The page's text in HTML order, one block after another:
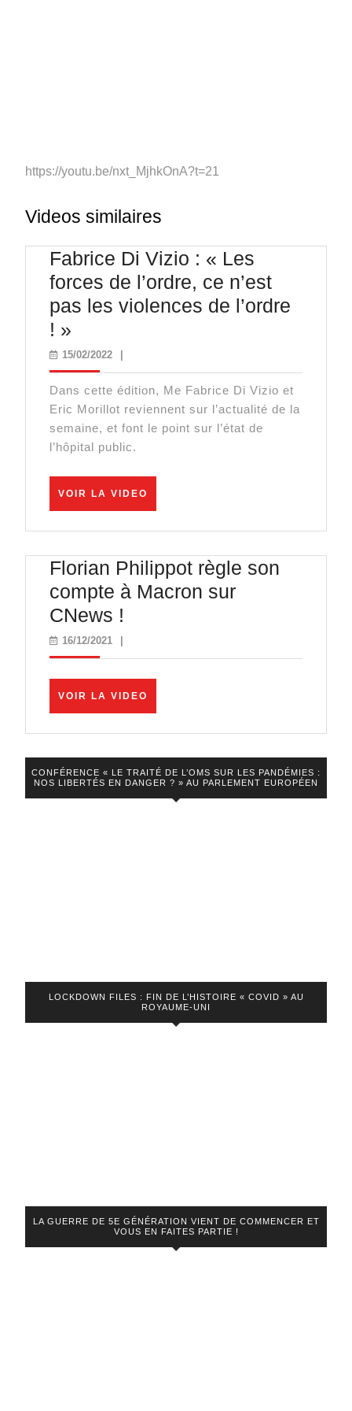
https://youtu.be/nxt_MjhkOnA?t=21
Videos similaires
Fabrice Di Vizio : « Les
forces de l’ordre, ce n’est
pas les violences de l’ordre
! »
Di
Vizio
:
« Les
forces
l’ordre,
ce
pas
les
violences
de
l’ordre
! »
15/02/202215/02/2022
Dans cette édition, Me Fabrice Di Vizio et
Eric Morillot reviennent sur l’actualité de la
semaine, et font le point sur l’état de
l’hôpital public.
VOIR LA VIDEO
Florian Philippot règle son
compte à Macron sur
CNews !
règle
son
compte
à
Macron
sur
CNews
16/12/202116/12/2021
VOIR LA VIDEO
CONFÉRENCE « LE TRAITÉ DE L’OMS SUR LES PANDÉMIES :
NOS LIBERTÉS EN DANGER ? » AU PARLEMENT EUROPÉEN
LOCKDOWN FILES : FIN DE L’HISTOIRE « COVID » AU
ROYAUME-UNI
LA GUERRE DE 5E GÉNÉRATION VIENT DE COMMENCER ET
VOUS EN FAITES PARTIE !